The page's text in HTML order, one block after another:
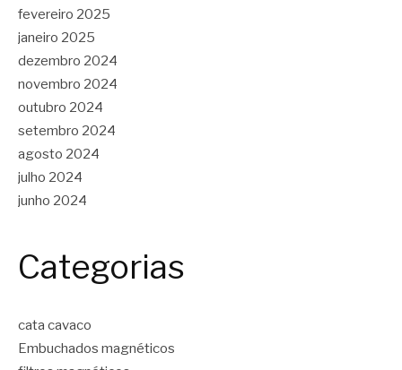
fevereiro 2025
janeiro 2025
dezembro 2024
novembro 2024
outubro 2024
setembro 2024
agosto 2024
julho 2024
junho 2024
Categorias
cata cavaco
Embuchados magnéticos